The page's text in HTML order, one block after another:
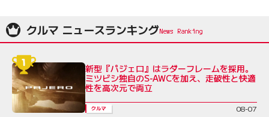
クルマ ニュースランキング
新型『パジェロ』はラダーフレームを採用。
ミツビシ独自のS-AWCを加え、走破性と快適
性を高次元で両立
クルマ 08-07